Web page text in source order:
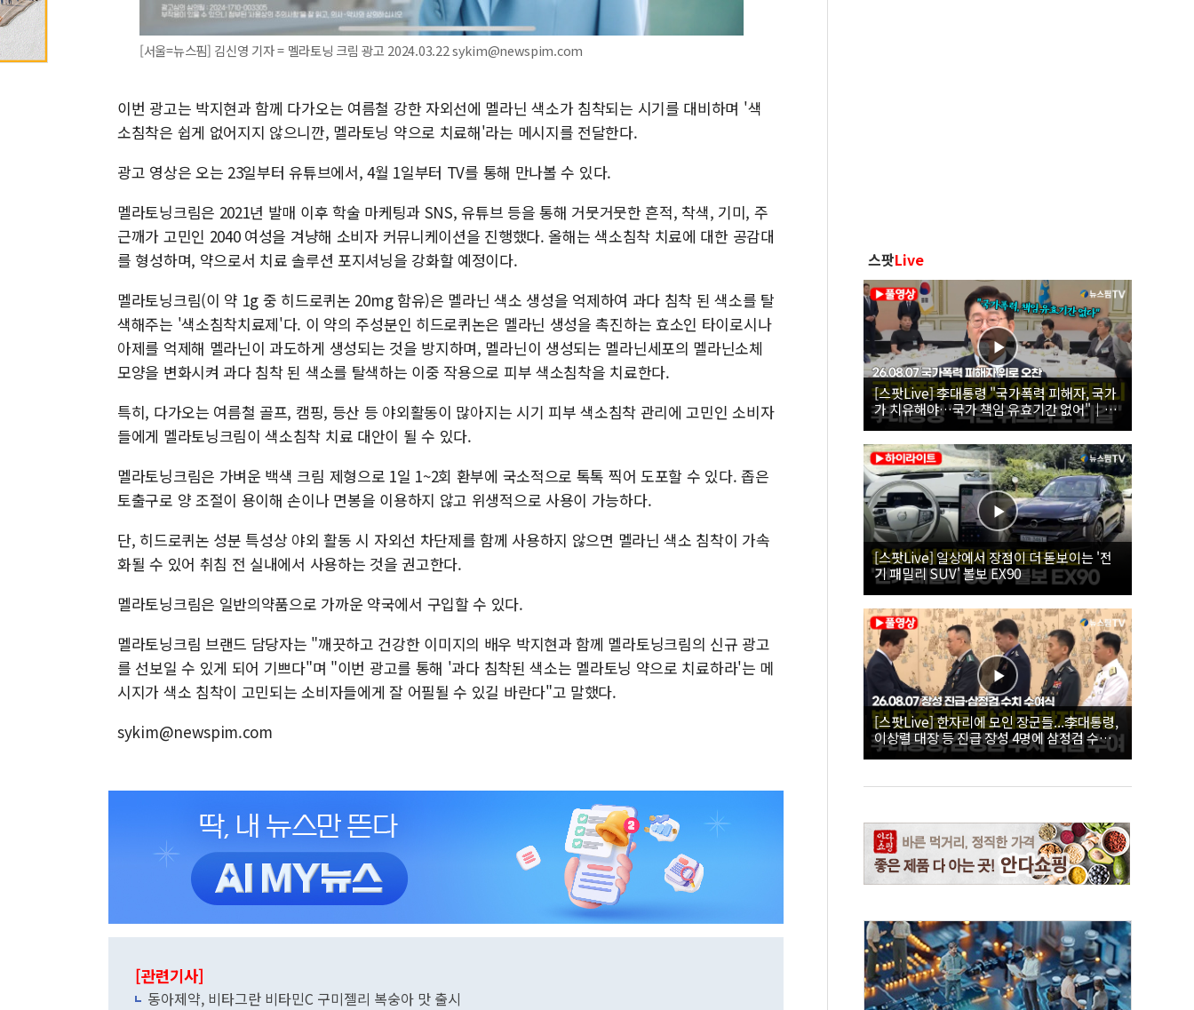
[서울=뉴스핌] 김신영 기자 = 멜라토닝 크림 광고 2024.03.22 sykim@newspim.com
이번 광고는 박지현과 함께 다가오는 여름철 강한 자외선에 멜라닌 색소가 침착되는 시기를 대비하며 '색
소침착은 쉽게 없어지지 않으니깐, 멜라토닝 약으로 치료해'라는 메시지를 전달한다.
광고 영상은 오는 23일부터 유튜브에서, 4월 1일부터 TV를 통해 만나볼 수 있다.
멜라토닝크림은 2021년 발매 이후 학술 마케팅과 SNS, 유튜브 등을 통해 거뭇거뭇한 흔적, 착색, 기미, 주
근깨가 고민인 2040 여성을 겨냥해 소비자 커뮤니케이션을 진행했다. 올해는 색소침착 치료에 대한 공감대
를 형성하며, 약으로서 치료 솔루션 포지셔닝을 강화할 예정이다.
멜라토닝크림(이 약 1g 중 히드로퀴논 20mg 함유)은 멜라닌 색소 생성을 억제하여 과다 침착 된 색소를 탈
색해주는 '색소침착치료제'다. 이 약의 주성분인 히드로퀴논은 멜라닌 생성을 촉진하는 효소인 타이로시나
아제를 억제해 멜라닌이 과도하게 생성되는 것을 방지하며, 멜라닌이 생성되는 멜라닌세포의 멜라닌소체
모양을 변화시켜 과다 침착 된 색소를 탈색하는 이중 작용으로 피부 색소침착을 치료한다.
특히, 다가오는 여름철 골프, 캠핑, 등산 등 야외활동이 많아지는 시기 피부 색소침착 관리에 고민인 소비자
들에게 멜라토닝크림이 색소침착 치료 대안이 될 수 있다.
멜라토닝크림은 가벼운 백색 크림 제형으로 1일 1~2회 환부에 국소적으로 톡톡 찍어 도포할 수 있다. 좁은
토출구로 양 조절이 용이해 손이나 면봉을 이용하지 않고 위생적으로 사용이 가능하다.
단, 히드로퀴논 성분 특성상 야외 활동 시 자외선 차단제를 함께 사용하지 않으면 멜라닌 색소 침착이 가속
화될 수 있어 취침 전 실내에서 사용하는 것을 권고한다.
멜라토닝크림은 일반의약품으로 가까운 약국에서 구입할 수 있다.
멜라토닝크림 브랜드 담당자는 "깨끗하고 건강한 이미지의 배우 박지현과 함께 멜라토닝크림의 신규 광고
를 선보일 수 있게 되어 기쁘다"며 "이번 광고를 통해 '과다 침착된 색소는 멜라토닝 약으로 치료하라'는 메
시지가 색소 침착이 고민되는 소비자들에게 잘 어필될 수 있길 바란다"고 말했다.
sykim@newspim.com
[관련기사]
동아제약, 비타그란 비타민C 구미젤리 복숭아 맛 출시
스팟Live
[스팟Live] 李대통령 "국가폭력 피해자, 국가
가 치유해야…국가 책임 유효기간 없어"｜
26.08.07 국가폭력 피해자 위로 오찬
[스팟Live] 일상에서 장점이 더 돋보이는 '전
기 패밀리 SUV' 볼보 EX90
[스팟Live] 한자리에 모인 장군들...李대통령,
이상렬 대장 등 진급 장성 4명에 삼정검 수치
직접 수여｜26.08.07 장성 진급·삼정검 수치